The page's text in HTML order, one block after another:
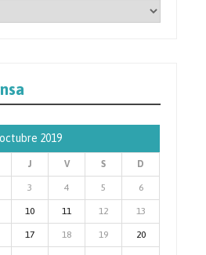
octubre 2019
J V S D
3 4 5 6
10 11 12 13
17 18 19 20